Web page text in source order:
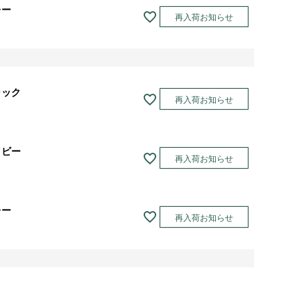
再入荷お知らせ
ク
再入荷お知らせ
ー
再入荷お知らせ
再入荷お知らせ